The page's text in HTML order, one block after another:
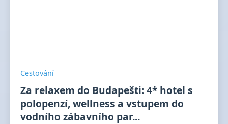
Cestování
Za relaxem do Budapešti: 4* hotel s
polopenzí, wellness a vstupem do
vodního zábavního par...